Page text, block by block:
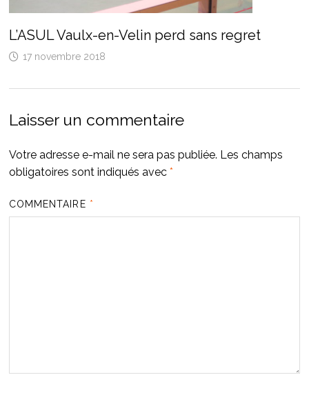
L’ASUL Vaulx-en-Velin perd sans regret
17 novembre 2018
Laisser un commentaire
Votre adresse e-mail ne sera pas publiée. Les champs
obligatoires sont indiqués avec *
COMMENTAIRE *